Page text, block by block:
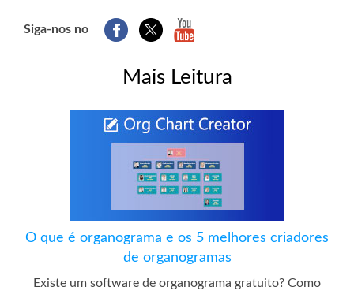
Siga-nos no
Mais Leitura
O que é organograma e os 5 melhores criadores
de organogramas
Existe um software de organograma gratuito? Como